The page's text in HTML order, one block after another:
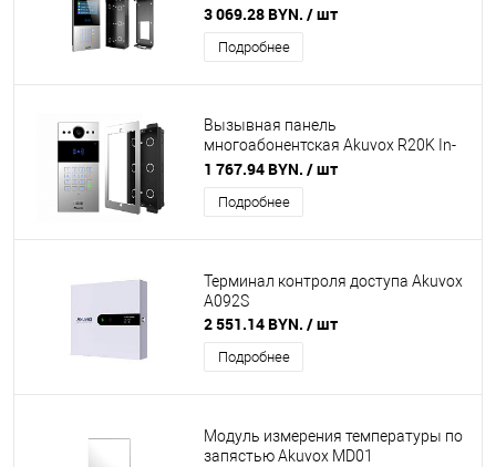
Wall с коробкой для врезного
монтажа в комплекте
3 069.28 BYN. / шт
Подробнее
Вызывная панель
многоабонентская Akuvox R20K In-
Wall с коробкой для врезного
монтажа в комплекте
1 767.94 BYN. / шт
Подробнее
Терминал контроля доступа Akuvox
A092S
2 551.14 BYN. / шт
Подробнее
Модуль измерения температуры по
запястью Akuvox MD01